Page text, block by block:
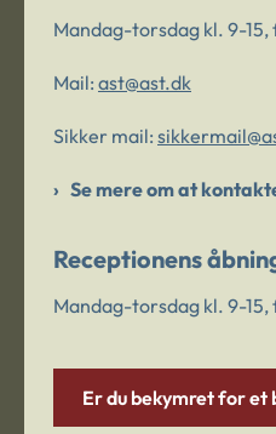
Mandag-torsdag kl. 9-15,
Mail: ast@ast.dk
Sikker mail:
Se mere om at
Receptionens
Mandag-torsdag kl. 9-15,
Er du bekymret for et